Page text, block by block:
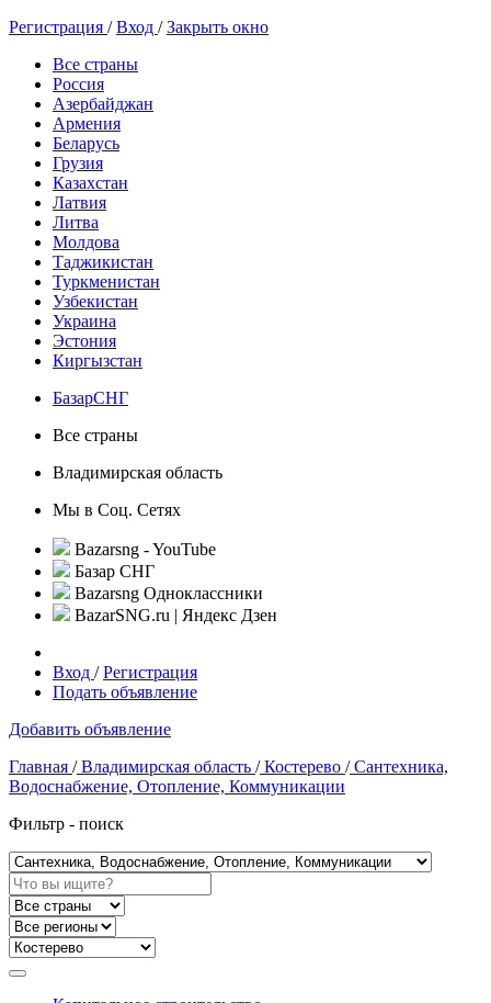
Регистрация /Вход /Закрыть окно
Все страны
Россия
Азербайджан
Армения
Беларусь
Грузия
Казахстан
Латвия
Литва
Молдова
Таджикистан
Туркменистан
Узбекистан
Украина
Эстония
Киргызстан
БазарСНГ
Все страны
Владимирская область
Мы в Соц. Сетях
Bazarsng - YouTube
Базар СНГ
Bazarsng Одноклассники
BazarSNG.ru | Яндекс Дзен
Вход /Регистрация
Подать объявление
Добавить объявление
Главная /Владимирская область /Костерево /Сантехника,
Водоснабжение, Отопление, Коммуникации
Фильтр - поиск